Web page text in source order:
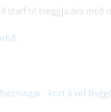
starf til tveggja ára með
- kort á vef